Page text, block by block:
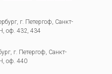
г. Петергоф, Санкт-
оф. 432, 434
г. Петергоф, Санкт-
оф. 440